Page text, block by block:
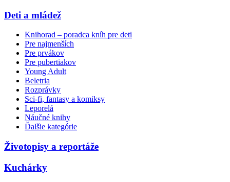
Deti a mládež
Knihorad – poradca kníh pre deti
Pre najmenších
Pre prvákov
Pre pubertiakov
Young Adult
Beletria
Rozprávky
Sci-fi, fantasy a komiksy
Leporelá
Náučné knihy
Ďalšie kategórie
Životopisy a reportáže
Kuchárky